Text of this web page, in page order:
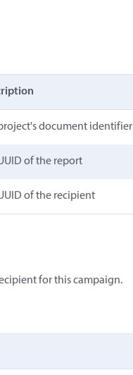
document identifier
of the report
of the recipient
for this campaign.